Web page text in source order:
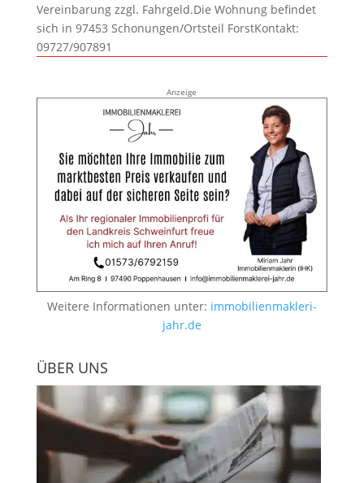
Vereinbarung zzgl. Fahrgeld.Die Wohnung befindet
sich in 97453 Schonungen/Ortsteil ForstKontakt:
09727/907891
Anzeige
Weitere Informationen unter: immobilienmakleri-
jahr.de
ÜBER UNS